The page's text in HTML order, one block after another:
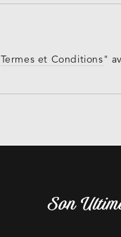
Termes et Conditions "
Son